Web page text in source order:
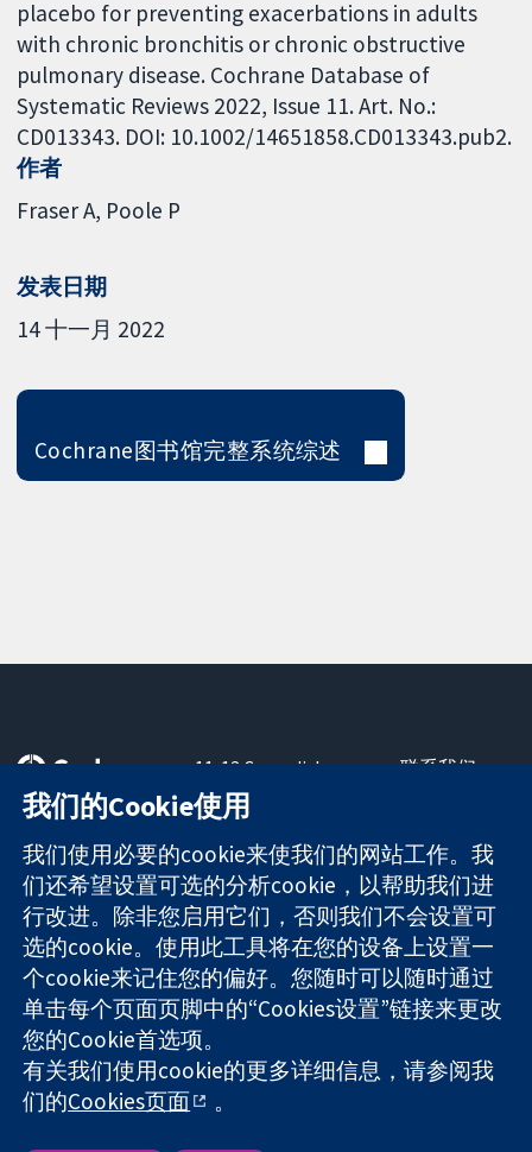
placebo for preventing exacerbations in adults
with chronic bronchitis or chronic obstructive
pulmonary disease. Cochrane Database of
Systematic Reviews 2022, Issue 11. Art. No.:
CD013343. DOI: 10.1002/14651858.CD013343.pub2.
作者
Fraser A Poole P
发表日期
14 十一月 2022
Cochrane图书馆完整系统综述
可信任的证据
知情决定
更完善的医疗健
康
11-13 Cavendish
Square
London
W1G 0AN
United Kingdom
联系我们
关于我们
工作机会
Cochrane
Library
The Cochrane Collaboration is a charity (no. 1045921) and a
company limited by guarantee (no. 03044323) registered in
England & Wales. VAT registration number GB 718 2127 49.
版权所有：© 2026 Cochrane协作网
我们的Cookie使用
我们使用必要的cookie来使我们的网站工作。我
们还希望设置可选的分析cookie，以帮助我们进
行改进。除非您启用它们，否则我们不会设置可
选的cookie。使用此工具将在您的设备上设置一
个cookie来记住您的偏好。您随时可以随时通过
单击每个页面页脚中的“Cookies设置”链接来更改
您的Cookie首选项。
有关我们使用cookie的更多详细信息，请参阅我
们的Cookies页面 。